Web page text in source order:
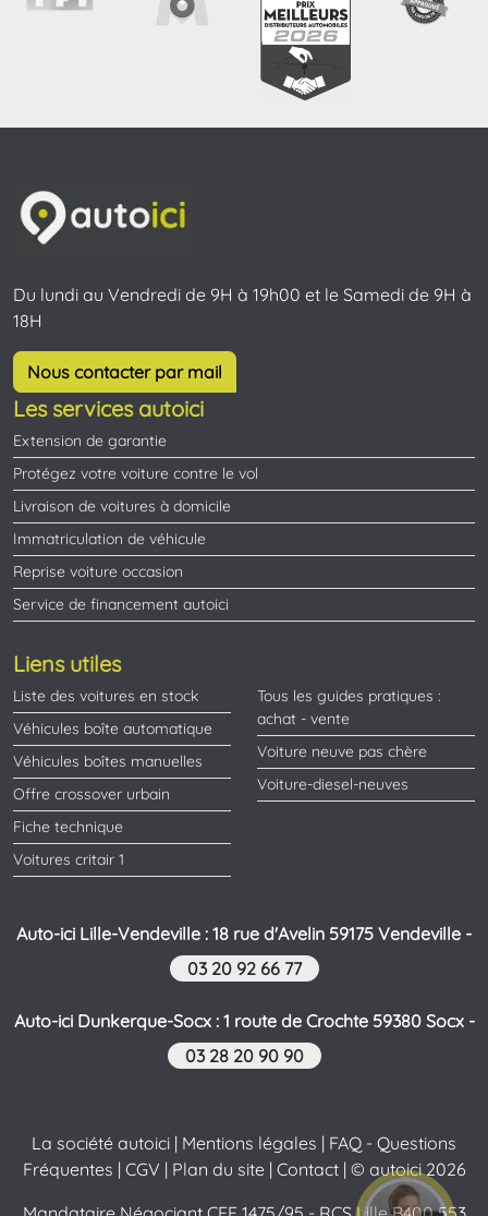
Du lundi au Vendredi de 9H à 19h00 et le Samedi de 9H à
18H
Nous contacter par mail
Les services autoici
Extension de garantie
Protégez votre voiture contre le vol
Livraison de voitures à domicile
Immatriculation de véhicule
Reprise voiture occasion
Service de financement autoici
Liens utiles
Liste des voitures en stock
Véhicules boîte automatique
Véhicules boîtes manuelles
Offre crossover urbain
Fiche technique
Voitures critair 1
Tous les guides pratiques :
achat - vente
Voiture neuve pas chère
Voiture-diesel-neuves
Auto-ici Lille-Vendeville : 18 rue d'Avelin 59175 Vendeville -
03 20 92 66 77
Auto-ici Dunkerque-Socx : 1 route de Crochte 59380 Socx -
03 28 20 90 90
La société autoici | Mentions légales | FAQ - Questions
Fréquentes | CGV | Plan du site| Contact| © autoici 2026